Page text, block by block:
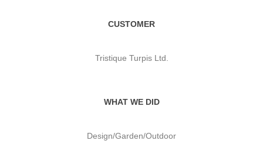
CUSTOMER
Tristique Turpis Ltd.
WHAT WE DID
Design/Garden/Outdoor